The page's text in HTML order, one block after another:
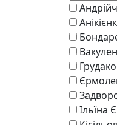
Ільїна